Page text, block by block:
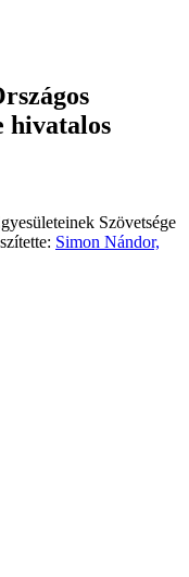
hivatalos
Szövetsége
Simon Nándor,